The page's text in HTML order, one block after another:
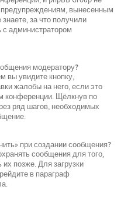
предупреждениям, вынесенным
за что получили
администратором
модератору?
вы увидите кнопку,
жалобы на него, если это
конференции. Щёлкнув по
ряд шагов, необходимых
при создании сообщения?
сообщения для того,
их позже. Для загрузки
в параграф